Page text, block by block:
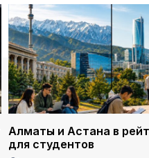
Алматы и Астана в
для студентов